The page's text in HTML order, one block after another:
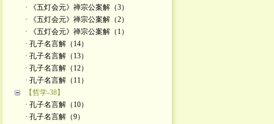
· 《五灯会元》禅宗公案解（3）
· 《五灯会元》禅宗公案解（2）
· 《五灯会元》禅宗公案解（1）
· 孔子名言解（14）
· 孔子名言解（13）
· 孔子名言解（12）
· 孔子名言解（11）
【哲学-38】
· 孔子名言解（10）
· 孔子名言解（9）